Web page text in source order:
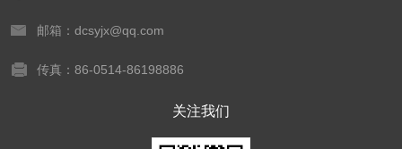
邮箱：dcsyjx@qq.com
传真：86-0514-86198886
关注我们